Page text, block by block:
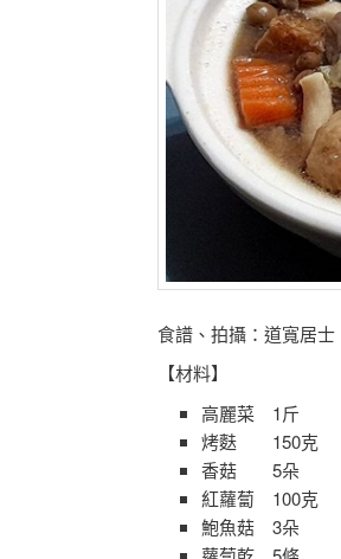
食譜、拍攝：道寬居士
【材料】
高麗菜 1斤
烤麩 150克
香菇 5朵
紅蘿蔔 100克
鮑魚菇 3朵